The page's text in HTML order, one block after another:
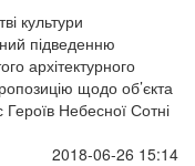
культури
підведенню
архітектурного
щодо об’єкта
Небесної Сотні
2018-06-26 15:14